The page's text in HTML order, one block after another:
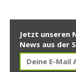
Jetzt unseren
News aus der